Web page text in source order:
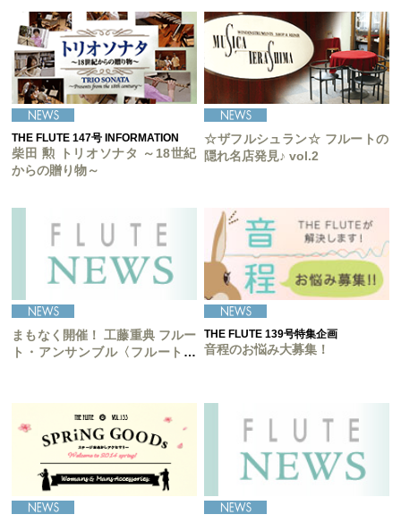
THE FLUTE 147号 INFORMATION
柴田 勲 トリオソナタ ～18世紀
からの贈り物～
☆ザフルシュラン☆ フルートの
隠れ名店発見♪ vol.2
まもなく開催！ 工藤重典 フルー
ト・アンサンブル〈フルート・
THE FLUTE 139号特集企画
音程のお悩み大募集！